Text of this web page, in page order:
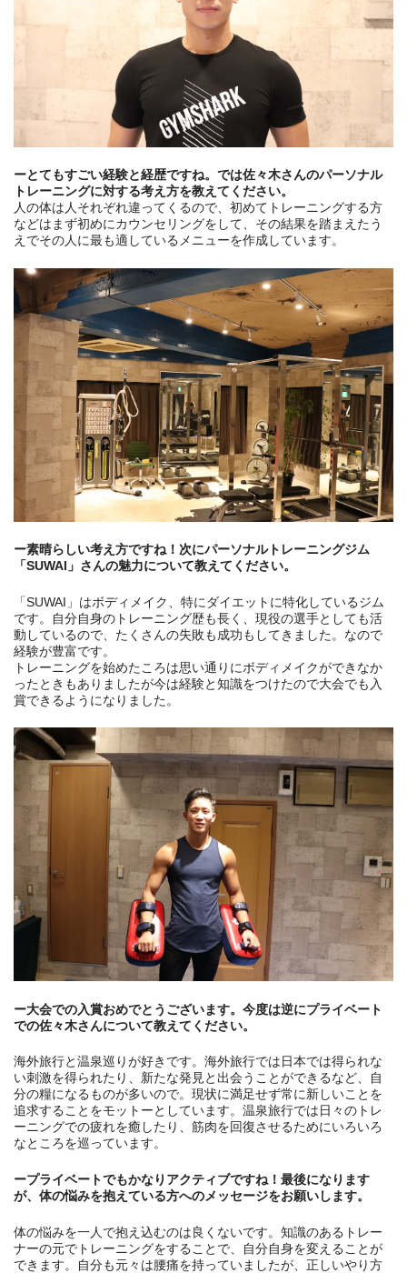
ーとてもすごい経験と経歴ですね。では佐々木さんのパーソナル
トレーニングに対する考え方を教えてください。
人の体は人それぞれ違ってくるので、初めてトレーニングする方
などはまず初めにカウンセリングをして、その結果を踏まえたう
えでその人に最も適しているメニューを作成しています。
ー素晴らしい考え方ですね！次にパーソナルトレーニングジム
「SUWAI」さんの魅力について教えてください。
「SUWAI」はボディメイク、特にダイエットに特化しているジム
です。自分自身のトレーニング歴も長く、現役の選手としても活
動しているので、たくさんの失敗も成功もしてきました。なので
経験が豊富です。
トレーニングを始めたころは思い通りにボディメイクができなか
ったときもありましたが今は経験と知識をつけたので大会でも入
賞できるようになりました。
ー大会での入賞おめでとうございます。今度は逆にプライベート
での佐々木さんについて教えてください。
海外旅行と温泉巡りが好きです。海外旅行では日本では得られな
い刺激を得られたり、新たな発見と出会うことができるなど、自
分の糧になるものが多いので。現状に満足せず常に新しいことを
追求することをモットーとしています。温泉旅行では日々のトレ
ーニングでの疲れを癒したり、筋肉を回復させるためにいろいろ
なところを巡っています。
ープライベートでもかなりアクティブですね！最後になります
が、体の悩みを抱えている方へのメッセージをお願いします。
体の悩みを一人で抱え込むのは良くないです。知識のあるトレー
ナーの元でトレーニングをすることで、自分自身を変えることが
できます。自分も元々は腰痛を持っていましたが、正しいやり方